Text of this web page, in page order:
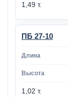
1,49 т.
ПБ 27-10
1,02 т.